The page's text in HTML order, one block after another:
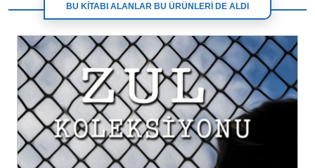
BU KİTABI ALANLAR BU ÜRÜNLERİ DE ALDI